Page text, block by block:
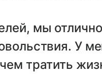
мы
У
тратить